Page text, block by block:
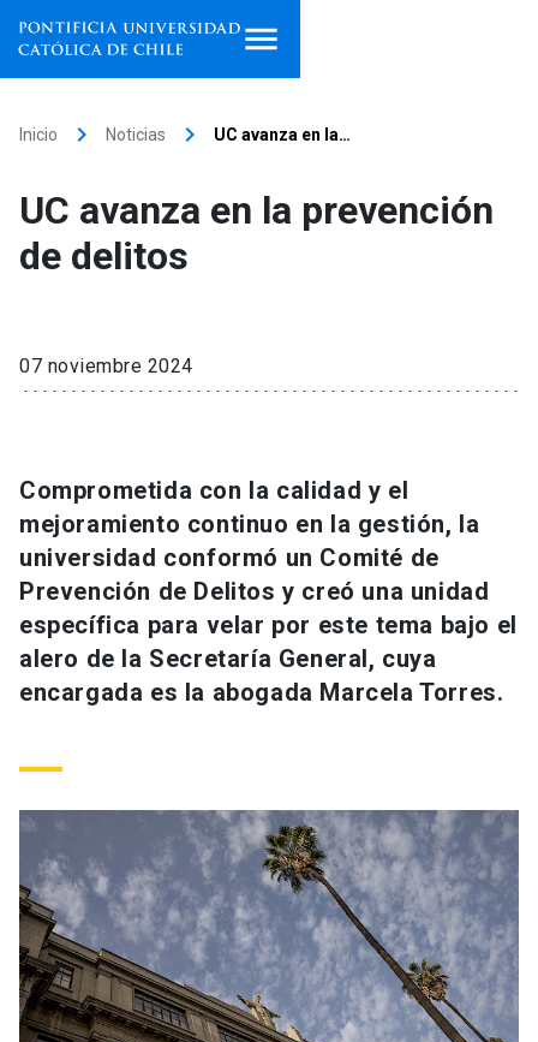
Facultades, escuelas e
institutos
Internacionalización
Vinculación
Universidad
Información para keyboard_arrow_down
Personal
Alumni launch
Padres y familia
Vecinos launch
Correo UC launch
Mi Portal UC launch
Medios Biblioteca launch
Inicio keyboard_arrow_right Noticias keyboard_arrow_right UC avanza en la…
UC avanza en la prevención
de delitos
07 noviembre 2024
Comprometida con la calidad y el
mejoramiento continuo en la gestión, la
universidad conformó un Comité de
Prevención de Delitos y creó una unidad
específica para velar por este tema bajo el
alero de la Secretaría General, cuya
encargada es la abogada Marcela Torres.